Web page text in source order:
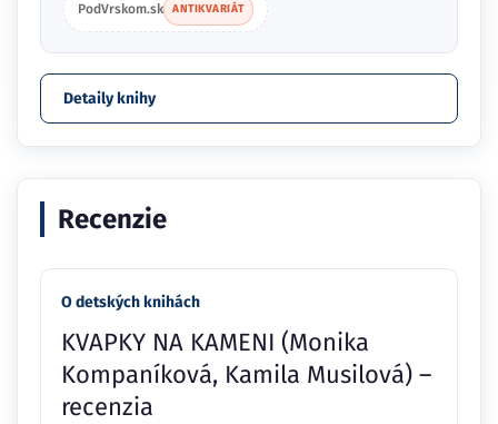
PodVrskom.sk ANTIKVARIÁT
Detaily knihy
Recenzie
O detských knihách
KVAPKY NA KAMENI (Monika
Kompaníková, Kamila Musilová) –
recenzia